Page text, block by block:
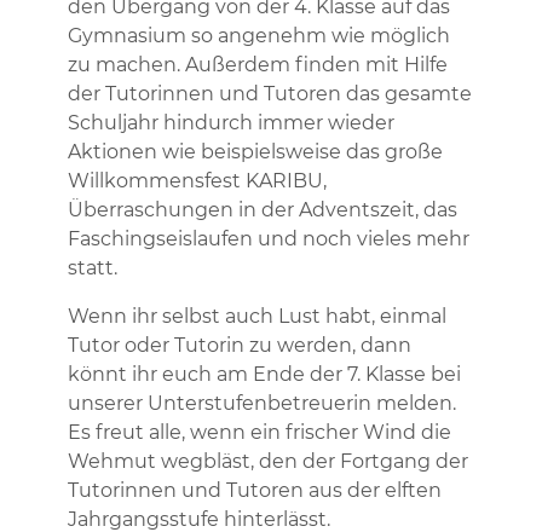
den Übergang von der 4. Klasse auf das
Gymnasium so angenehm wie möglich
zu machen. Außerdem finden mit Hilfe
der Tutorinnen und Tutoren das gesamte
Schuljahr hindurch immer wieder
Aktionen wie beispielsweise das große
Willkommensfest KARIBU,
Überraschungen in der Adventszeit, das
Faschingseislaufen und noch vieles mehr
statt.
Wenn ihr selbst auch Lust habt, einmal
Tutor oder Tutorin zu werden, dann
könnt ihr euch am Ende der 7. Klasse bei
unserer Unterstufenbetreuerin melden.
Es freut alle, wenn ein frischer Wind die
Wehmut wegbläst, den der Fortgang der
Tutorinnen und Tutoren aus der elften
Jahrgangsstufe hinterlässt.